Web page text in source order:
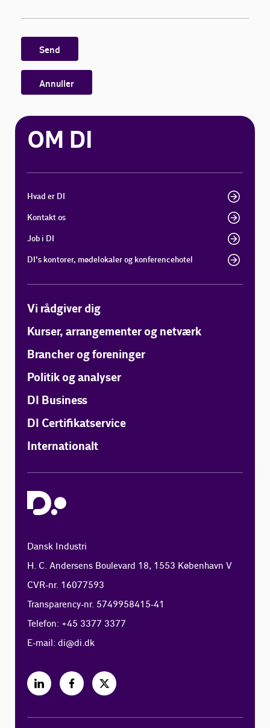
Send
Annuller
OM DI
Hvad er DI
Kontakt os
Job i DI
DI's kontorer, mødelokaler og konferencehotel
Vi rådgiver dig
Kurser, arrangementer og netværk
Brancher og foreninger
Politik og analyser
DI Business
DI Certifikatservice
Internationalt
Dansk Industri
H. C. Andersens Boulevard 18, 1553 København V
CVR-nr. 16077593
Transparency-nr. 5749958415-41
Telefon: +45 3377 3377
E-mail:di@di.dk